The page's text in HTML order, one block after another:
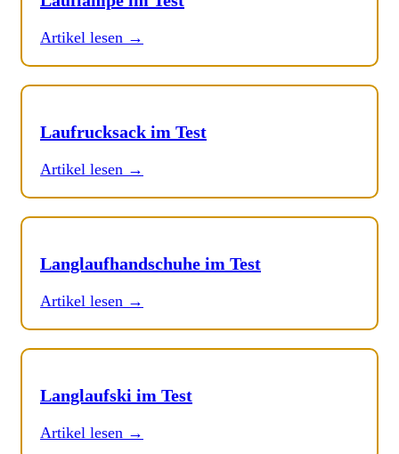
Artikel lesen →
Laufrucksack im Test
Artikel lesen →
Langlaufhandschuhe im Test
Artikel lesen →
Langlaufski im Test
Artikel lesen →